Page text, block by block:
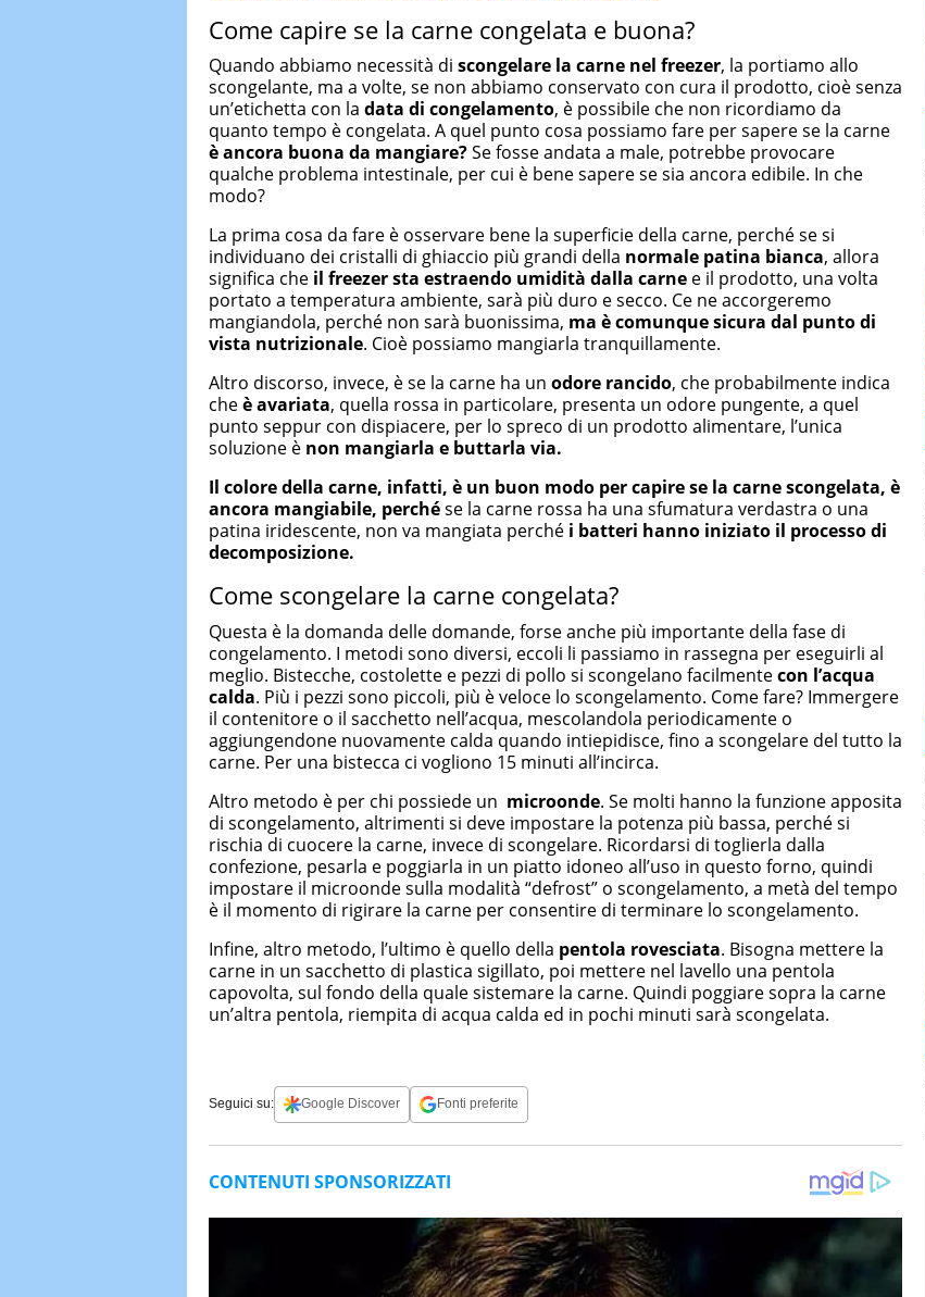
Come capire se la carne congelata e buona?
Quando abbiamo necessità di scongelare la carne nel freezer, la portiamo allo
scongelante, ma a volte, se non abbiamo conservato con cura il prodotto, cioè senza
un’etichetta con la data di congelamento, è possibile che non ricordiamo da
quanto tempo è congelata. A quel punto cosa possiamo fare per sapere se la carne
è ancora buona da mangiare?Se fosse andata a male, potrebbe provocare
qualche problema intestinale, per cui è bene sapere se sia ancora edibile. In che
modo?
La prima cosa da fare è osservare bene la superficie della carne, perché se si
individuano dei cristalli di ghiaccio più grandi della normale patina bianca, allora
significa che il freezer sta estraendo umidità dalla carne e il prodotto, una volta
portato a temperatura ambiente, sarà più duro e secco. Ce ne accorgeremo
mangiandola, perché non sarà buonissima, ma è comunque sicura dal punto di
vista nutrizionale. Cioè possiamo mangiarla tranquillamente.
Altro discorso, invece, è se la carne ha un odore rancido, che probabilmente indica
cheè avariata, quella rossa in particolare, presenta un odore pungente, a quel
punto seppur con dispiacere, per lo spreco di un prodotto alimentare, l’unica
soluzione è non mangiarla e buttarla via.
Il colore della carne, infatti, è un buon modo per capire se la carne scongelata, è
ancora mangiabile, perchése la carne rossa ha una sfumatura verdastra o una
patina iridescente, non va mangiata perché i batteri hanno iniziato il processo di
decomposizione.
Come scongelare la carne congelata?
Questa è la domanda delle domande, forse anche più importante della fase di
congelamento. I metodi sono diversi, eccoli li passiamo in rassegna per eseguirli al
meglio. Bistecche, costolette e pezzi di pollo si scongelano facilmentecon l’acqua
calda. Più i pezzi sono piccoli, più è veloce lo scongelamento. Come fare? Immergere
il contenitore o il sacchetto nell’acqua, mescolandola periodicamente o
aggiungendone nuovamente calda quando intiepidisce, fino a scongelare del tutto la
carne. Per una bistecca ci vogliono 15 minuti all’incirca.
Altro metodo è per chi possiede un microonde. Se molti hanno la funzione apposita
di scongelamento, altrimenti si deve impostare la potenza più bassa, perché si
rischia di cuocere la carne, invece di scongelare. Ricordarsi di toglierla dalla
confezione, pesarla e poggiarla in un piatto idoneo all’uso in questo forno, quindi
impostare il microonde sulla modalità “defrost” o scongelamento, a metà del tempo
è il momento di rigirare la carne per consentire di terminare lo scongelamento.
Infine, altro metodo, l’ultimo è quello della pentola rovesciata. Bisogna mettere la
carne in un sacchetto di plastica sigillato, poi mettere nel lavello una pentola
capovolta, sul fondo della quale sistemare la carne. Quindi poggiare sopra la carne
un’altra pentola, riempita di acqua calda ed in pochi minuti sarà scongelata.
Seguici su: Google Discover Fonti preferite